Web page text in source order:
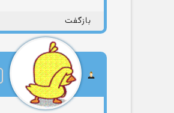
بازگفت